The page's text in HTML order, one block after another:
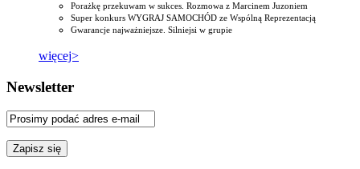
Porażkę przekuwam w sukces. Rozmowa z Marcinem Juzoniem
Super konkurs WYGRAJ SAMOCHÓD ze Wspólną Reprezentacją
Gwarancje najważniejsze. Silniejsi w grupie
więcej>
Newsletter